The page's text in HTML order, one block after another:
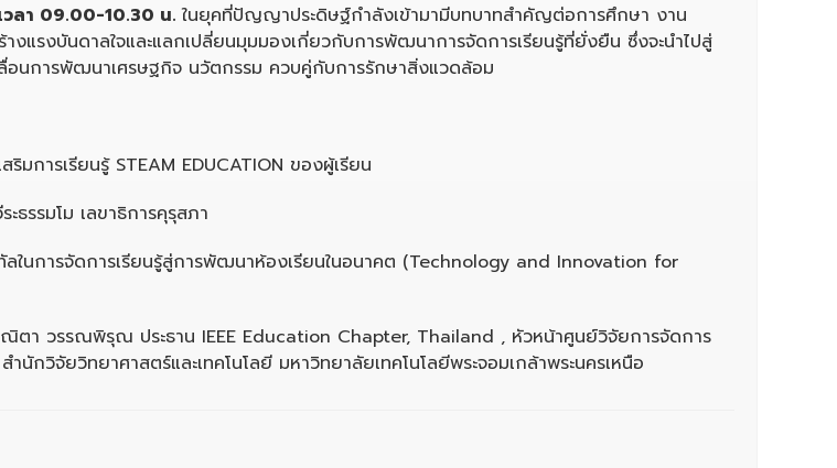
วลา 09.00-10.30 น.ในยุคที่ปัญญาประดิษฐ์กำลังเข้ามามีบทบาทสำคัญต่อการศึกษา งาน
งแรงบันดาลใจและแลกเปลี่ยนมุมมองเกี่ยวกับการพัฒนาการจัดการเรียนรู้ที่ยั่งยืน ซึ่งจะนำไปสู่
อนการพัฒนาเศรษฐกิจ นวัตกรรม ควบคู่กับการรักษาสิ่งแวดล้อม
ริมการเรียนรู้ STEAM EDUCATION ของผู้เรียน
ธรรมโม เลขาธิการคุรุสภา
ทัลในการจัดการเรียนรู้สู่การพัฒนาห้องเรียนในอนาคต (Technology and Innovation for
ตา วรรณพิรุณ ประธาน IEEE Education Chapter, Thailand , หัวหน้าศูนย์วิจัยการจัดการ
ำนักวิจัยวิทยาศาสตร์และเทคโนโลยี มหาวิทยาลัยเทคโนโลยีพระจอมเกล้าพระนครเหนือ